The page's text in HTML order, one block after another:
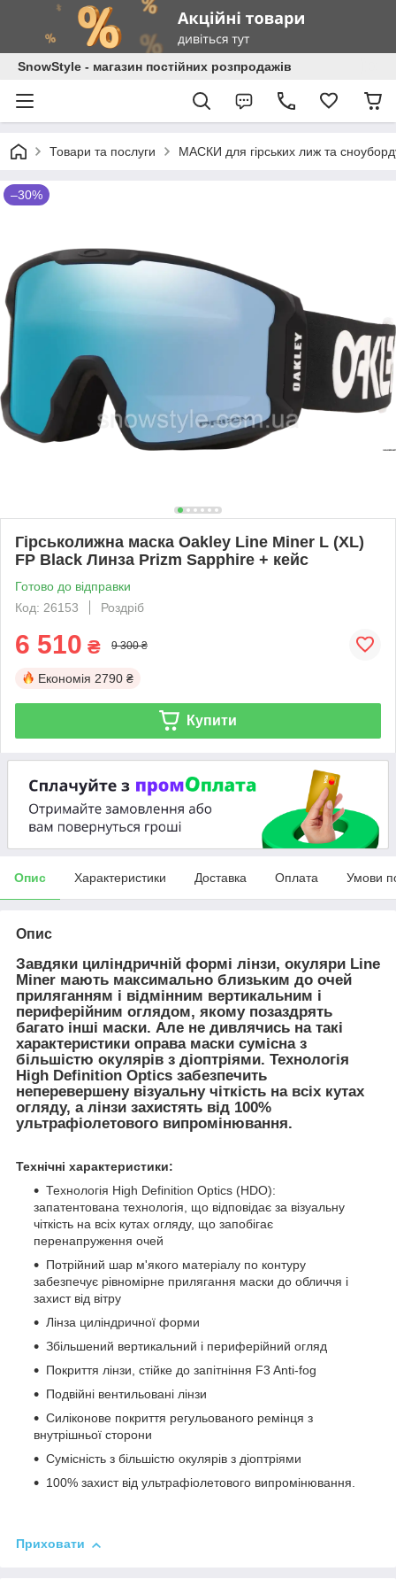
SnowStyle - магазин постійних розпродажів
Товари та послуги МАСКИ для гірських лиж та
–30%
Гірськолижна маска Oakley Line Miner L (XL)
FP Black Линза Prizm Sapphire + кейс
Готово до відправки
Код: 26153
Роздріб
6 510 ₴ 9 300 ₴
Економія 2790 ₴
Купити
Опис Характеристики Доставка Оплата Умови
Опис
Завдяки циліндричній формі лінзи, окуляри Line
Miner мають максимально близьким до очей
приляганням і відмінним вертикальним і
периферійним оглядом, якому позаздрять
багато інші маски. Але не дивлячись на такі
характеристики оправа маски сумісна з
більшістю окулярів з діоптріями. Технологія
High Definition Optics забезпечить
неперевершену візуальну чіткість на всіх кутах
огляду, а лінзи захистять від 100%
ультрафіолетового випромінювання.
Технічні характеристики:
Технологія High Definition Optics (HDO):
запатентована технологія, що відповідає за візуальну
чіткість на всіх кутах огляду, що запобігає
перенапруження очей
Потрійний шар м'якого матеріалу по контуру
забезпечує рівномірне прилягання маски до обличчя і
захист від вітру
Лінза циліндричної форми
Збільшений вертикальний і периферійний огляд
Покриття лінзи, стійке до запітніння F3 Anti-fog
Подвійні вентильовані лінзи
Силіконове покриття регульованого ремінця з
внутрішньої сторони
Сумісність з більшістю окулярів з діоптріями
100% захист від ультрафіолетового випромінювання.
Приховати